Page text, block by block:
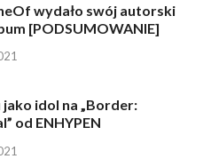
wydało swój autorski
[PODSUMOWANIE]
jako idol na „Border:
od ENHYPEN